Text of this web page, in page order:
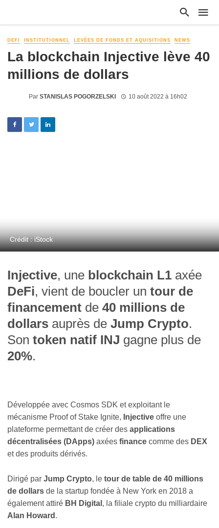
DEFI INSTITUTIONNEL LEVÉES DE FONDS ET AQUISITIONS NEWS
La blockchain Injective lève 40
millions de dollars
Par STANISLAS POGORZELSKI 10 août 2022 à 16h02
Crédit : iStock
Injective, une blockchain L1 axée
DeFi, vient de boucler un tour de
financement de 40 millions de
dollars auprès de Jump Crypto.
Son token natif INJ gagne plus de
20%.
Développée avec Cosmos SDK et exploitant le
mécanisme Proof of Stake Ignite, Injective offre une
plateforme permettant de créer des applications
décentralisées (DApps) axées finance comme des DEX
et des produits dérivés.
Dirigé par Jump Crypto, le tour de table de 40 millions
de dollars de la startup fondée à New York en 2018 a
également attiré BH Digital , la filiale crypto du milliardaire
Alan Howard .